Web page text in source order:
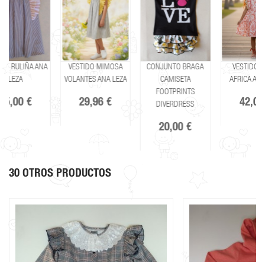
VESTIDO MIMOSA
VOLANTES ANA LEZA
CONJUNTO BRAGA
CAMISETA
DIVERDRESS
VESTIDO VUELO
AFRICA ANA LEZA
42,00 €
30 OTROS PRODUCTOS